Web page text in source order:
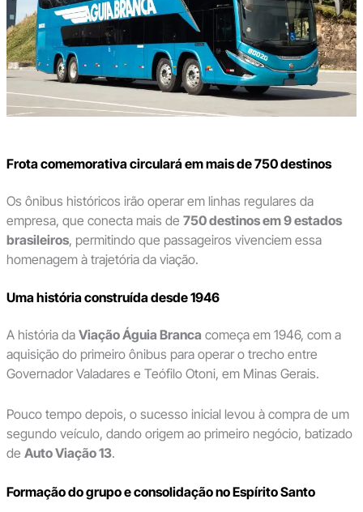
Frota comemorativa circulará em mais de 750 destinos
Os ônibus históricos irão operar em linhas regulares da
empresa, que conecta mais de 750 destinos em 9 estados
brasileiros, permitindo que passageiros vivenciem essa
homenagem à trajetória da viação.
Uma história construída desde 1946
A história da Viação Águia Branca começa em 1946, com a
aquisição do primeiro ônibus para operar o trecho entre
Governador Valadares e Teófilo Otoni, em Minas Gerais.
Pouco tempo depois, o sucesso inicial levou à compra de um
segundo veículo, dando origem ao primeiro negócio, batizado
de Auto Viação 13.
Formação do grupo e consolidação no Espírito Santo